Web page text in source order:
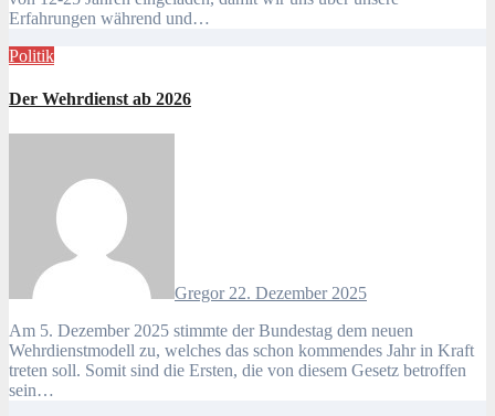
Erfahrungen während und…
Politik
Der Wehrdienst ab 2026
Gregor 22. Dezember 2025
Am 5. Dezember 2025 stimmte der Bundestag dem neuen
Wehrdienstmodell zu, welches das schon kommendes Jahr in Kraft
treten soll. Somit sind die Ersten, die von diesem Gesetz betroffen
sein…